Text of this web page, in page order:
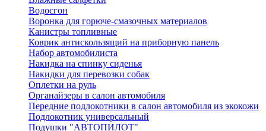
Водосгон
Воронка для горюче-смазочных материалов
Канистры топливные
Коврик антискользящий на приборную панель
Набор автомобилиста
Накидка на спинку сиденья
Накидки для перевозки собак
Оплетки на руль
Органайзеры в салон автомобиля
Передние подлокотники в салон автомобиля из экокожи
Подлокотник универсальный
Подушки "АВТОПИЛОТ"